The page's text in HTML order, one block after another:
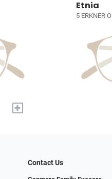
+
Etnia
5 ERKNER O
Contact Us